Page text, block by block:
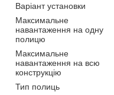
Варіант установки
Максимальне
навантаження на одну
полицю
Максимальне
навантаження на всю
конструкцію
Тип полиць